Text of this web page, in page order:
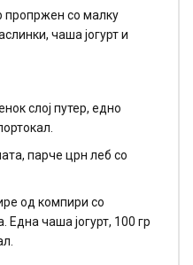
пропржен со малку
чаша јогурт и
слој путер, едно
парче црн леб со
од компири со
чаша јогурт, 100 гр